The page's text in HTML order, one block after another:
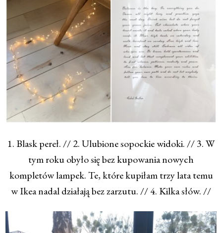
1. Blask pereł. // 2. Ulubione sopockie widoki. // 3. W
tym roku obyło się bez kupowania nowych
kompletów lampek. Te, które kupiłam trzy lata temu
w Ikea nadal działają bez zarzutu. // 4. Kilka słów. //